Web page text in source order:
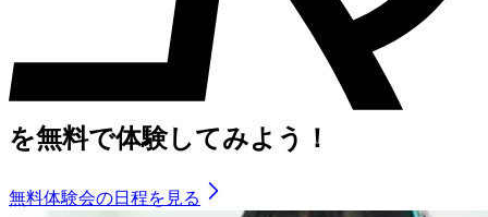
を無料で体験してみよう！
無料体験会の日程を見る